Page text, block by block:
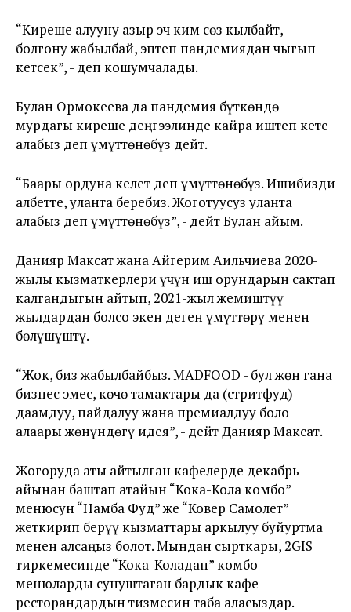
“Киреше алууну азыр эч ким сөз кылбайт,
болгону жабылбай, эптеп пандемиядан чыгып
кетсек”, - деп кошумчалады.
Булан Ормокеева да пандемия бүткөндө
мурдагы киреше деңгээлинде кайра иштеп кете
алабыз деп үмүттөнөбүз дейт.
“Баары ордуна келет деп үмүттөнөбүз. Ишибизди
албетте, уланта беребиз. Жоготуусуз уланта
алабыз деп үмүттөнөбүз”, - дейт Булан айым.
Данияр Максат жана Айгерим Аильчиева 2020-
жылы кызматкерлери үчүн иш орундарын сактап
калгандыгын айтып, 2021-жыл жемиштүү
жылдардан болсо экен деген үмүттөрү менен
бөлүшүштү.
“Жок, биз жабылбайбыз. MADFOOD - бул жөн гана
бизнес эмес, көчө тамактары да (стритфуд)
даамдуу, пайдалуу жана премиалдуу боло
алаары жөнүндөгү идея”, - дейт Данияр Максат.
Жогоруда аты айтылган кафелерде декабрь
айынан баштап атайын “Кока-Кола комбо”
менюсун “Намба Фуд” же “Ковер Самолет”
жеткирип берүү кызматтары аркылуу буйуртма
менен алсаңыз болот. Мындан сырткары, 2GIS
тиркемесинде “Кока-Коладан” комбо-
менюларды сунуштаган бардык кафе-
ресторандардын тизмесин таба аласыздар.